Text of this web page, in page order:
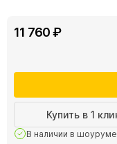
11 760 ₽
Купить в 1
В наличии в шоуруме